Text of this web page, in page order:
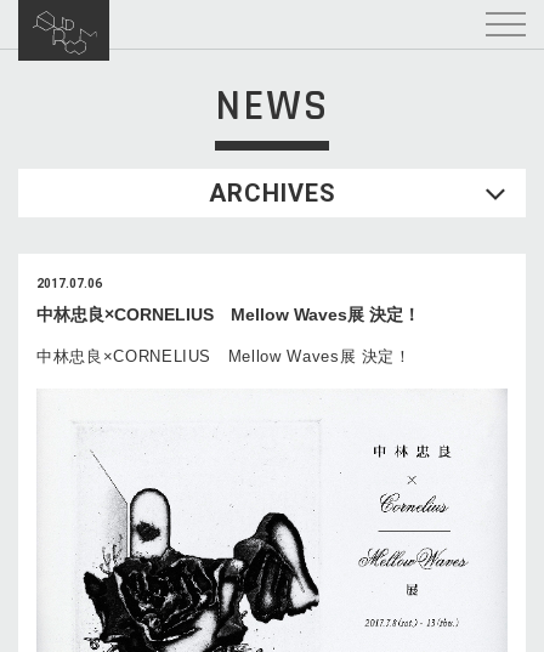
NEWS
ARCHIVES
2017.07.06
中林忠良×CORNELIUS Mellow Waves展 決定！
中林忠良×CORNELIUS Mellow Waves展 決定！